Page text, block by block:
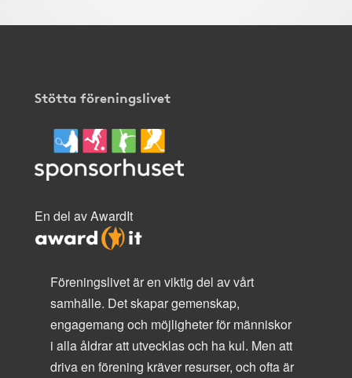
Stötta föreningslivet
En del av AwardIt
Föreningslivet är en viktig del av vårt
samhälle. Det skapar gemenskap,
engagemang och möjligheter för människor
i alla åldrar att utvecklas och ha kul. Men att
driva en förening kräver resurser, och ofta är